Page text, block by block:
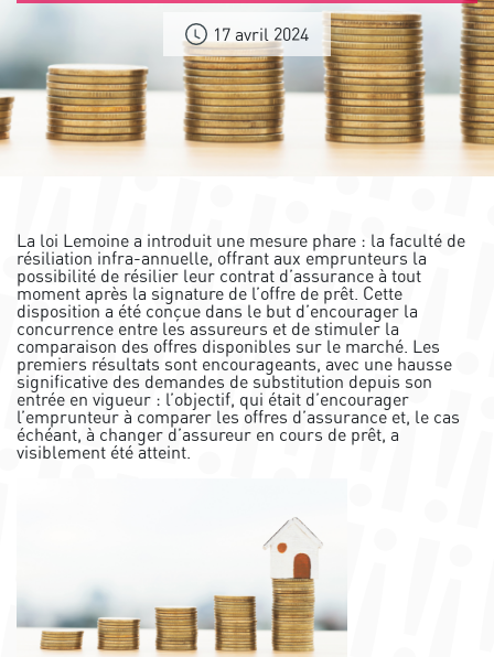
17 avril 2024
La loi Lemoine a introduit une mesure phare : la faculté de
résiliation infra-annuelle, offrant aux emprunteurs la
possibilité de résilier leur contrat d’assurance à tout
moment après la signature de l’offre de prêt. Cette
disposition a été conçue dans le but d’encourager la
concurrence entre les assureurs et de stimuler la
comparaison des offres disponibles sur le marché. Les
premiers résultats sont encourageants, avec une hausse
significative des demandes de substitution depuis son
entrée en vigueur : l’objectif, qui était d’encourager
l’emprunteur à comparer les offres d’assurance et, le cas
échéant, à changer d’assureur en cours de prêt, a
visiblement été atteint.